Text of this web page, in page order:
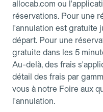
allocab.com ou
réservations. Pour une
l'annulation est gratuite
départ. Pour une
gratuite dans les 5
Au-delà, des frais
détail des frais par
vous à notre Foire aux
l'annulation.